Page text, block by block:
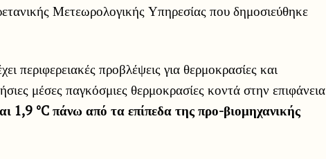
Μετεωρολογικής Υπηρεσίας που δημοσιεύθηκε
περιφερειακές προβλέψεις για θερμοκρασίες και
μέσες παγκόσμιες θερμοκρασίες κοντά στην επιφάνεια
1,9 °C πάνω από τα επίπεδα της προ-βιομηχανικής